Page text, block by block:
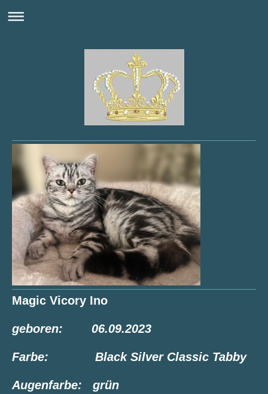
Magic Vicory Ino
geboren: 06.09.2023
Farbe: Black Silver Classic Tabby
Augenfarbe: grün